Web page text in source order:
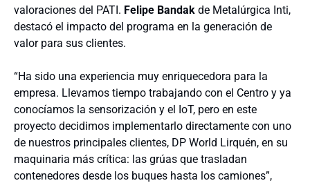
valoraciones del PATI. Felipe Bandak de Metalúrgica Inti,
destacó el impacto del programa en la generación de
valor para sus clientes.
“Ha sido una experiencia muy enriquecedora para la
empresa. Llevamos tiempo trabajando con el Centro y ya
conocíamos la sensorización y el IoT, pero en este
proyecto decidimos implementarlo directamente con uno
de nuestros principales clientes, DP World Lirquén, en su
maquinaria más crítica: las grúas que trasladan
contenedores desde los buques hasta los camiones”,